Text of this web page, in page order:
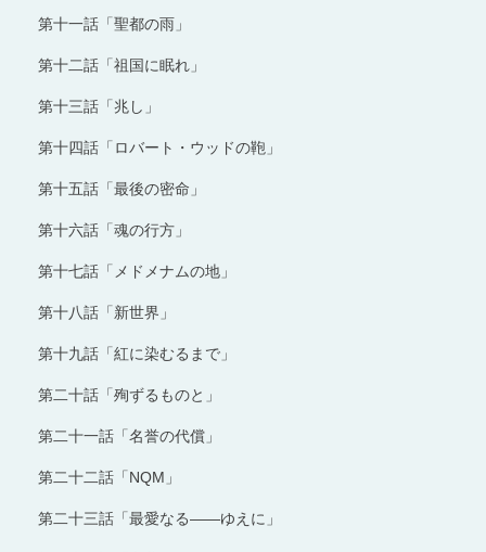
第十一話「聖都の雨」
第十二話「祖国に眠れ」
第十三話「兆し」
第十四話「ロバート・ウッドの鞄」
第十五話「最後の密命」
第十六話「魂の行方」
第十七話「メドメナムの地」
第十八話「新世界」
第十九話「紅に染むるまで」
第二十話「殉ずるものと」
第二十一話「名誉の代償」
第二十二話「NQM」
第二十三話「最愛なる――ゆえに」